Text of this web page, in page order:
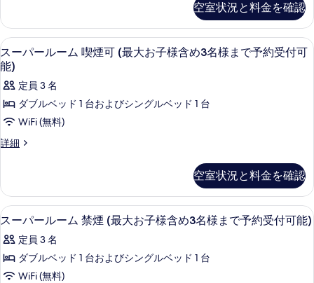
名
様
ま
で
予
約
受
付
混
雑
状
況
に
名
ま
で
予
約
付
可
混
に
よ
っ
て
は
ス
ー
煙
(最
大
お
子
様
め
名
様
ま
で
予
約
ル
ー
ム
禁
煙
(最
大
子
様
含
名
ま
で
予
約
受
付
空室状況と料金を確認
ス
ー
パ
ー
ル
ー
煙
可
(最
大
お
19
スーパールーム 喫煙可 (最大お子様含め3名様まで予約受付可
能)
定員 3 名
ダブルベッド 1 台およびシングルベッド 1 台
WiFi (無料)
詳細
ス
ル
ー
ム
煙
可
空室状況と料金を確認
ス
ー
パ
ー
19
スーパールーム 禁煙 (最大お子様含め3名様まで予約受付可能)
定員 3 名
ダブルベッド 1 台およびシングルベッド 1 台
WiFi (無料)